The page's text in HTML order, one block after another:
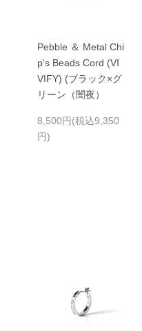
Pebble ＆ Metal Chi
p's Beads Cord (VI
VIFY) (ブラック×グ
リーン（闇夜）
8,500円(税込9,350
円)